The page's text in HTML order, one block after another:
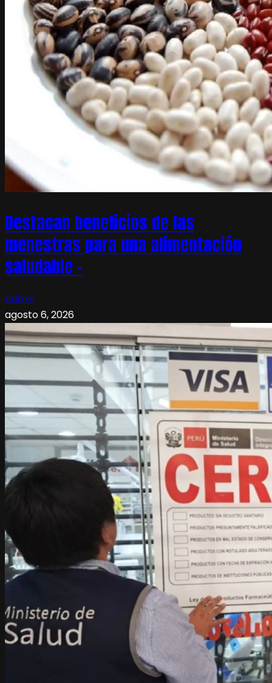
Destacan beneficios de las
menestras para una alimentación
saludable –
admin
agosto 6, 2026